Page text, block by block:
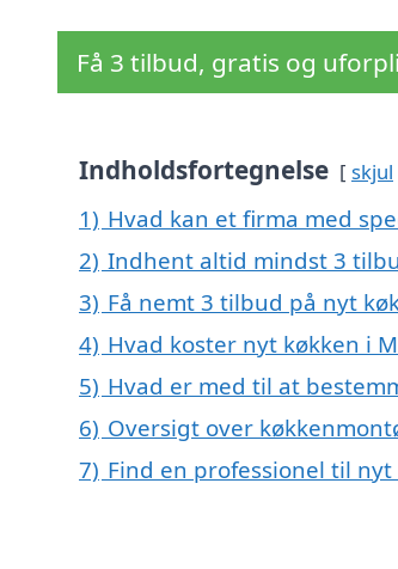
Få 3 tilbud, gratis og
Indholdsfortegnelse skjul
1) Hvad kan et firma med
2) Indhent altid mindst 3
3) Få nemt 3 tilbud på nyt
4) Hvad koster nyt køkken i
5) Hvad er med til at
6) Oversigt over
7) Find en professionel til